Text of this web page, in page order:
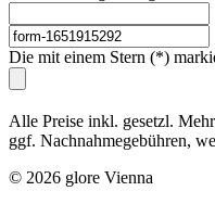
Die mit einem Stern (*)
Alle Preise inkl. gesetzl.
ggf. Nachnahmegebühren,
© 2026 glore Vienna